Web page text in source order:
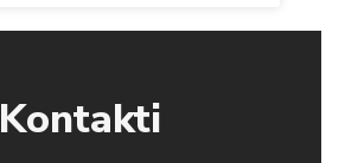
Kontakti